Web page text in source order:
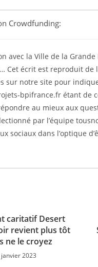
Crowdfunding:
avec la Ville de la
Cet écrit est reproduit
sur notre site pour
bpifrance.fr étant de
au mieux aux
par l’équipe
dans l’optique
caritatif Desert
revient plus tôt
ne le croyez
2023